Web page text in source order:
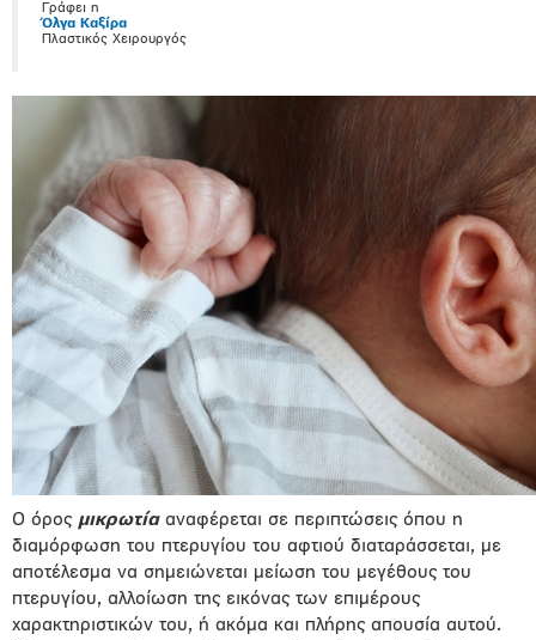
Γράφει η
Όλγα Καξίρα
Πλαστικός Χειρουργός
Ο όρος μικρωτίααναφέρεται σε περιπτώσεις όπου η
διαμόρφωση του πτερυγίου του αφτιού διαταράσσεται, με
αποτέλεσμα να σημειώνεται μείωση του μεγέθους του
πτερυγίου, αλλοίωση της εικόνας των επιμέρους
χαρακτηριστικών του, ή ακόμα και πλήρης απουσία αυτού.